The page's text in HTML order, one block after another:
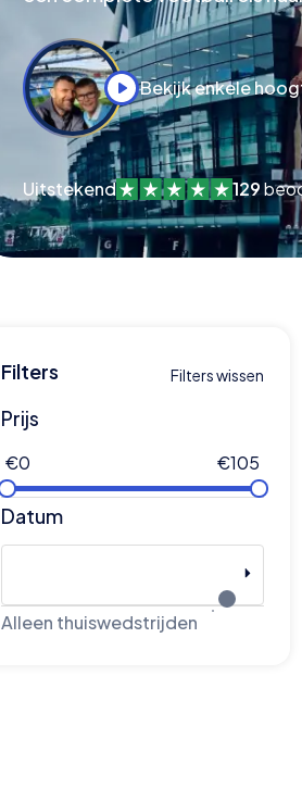
Bekijk enkele
Uitstekend 129
Filters Filters wissen
Prijs
€0 €105
Datum
Alleen thuiswedstrijden